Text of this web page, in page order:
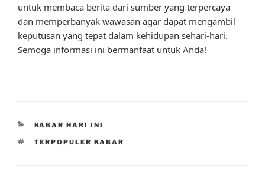
untuk membaca berita dari sumber yang terpercaya
dan memperbanyak wawasan agar dapat mengambil
keputusan yang tepat dalam kehidupan sehari-hari.
Semoga informasi ini bermanfaat untuk Anda!
CATEGORIES
KABAR HARI INI
TAGS
TERPOPULER KABAR